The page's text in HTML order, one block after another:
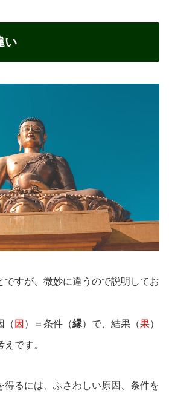
い
ですが、微妙に違うので説明してお
（ 因 ）＝条件（縁）で、結果（果）
えです。
得るには、ふさわしい原因、条件を